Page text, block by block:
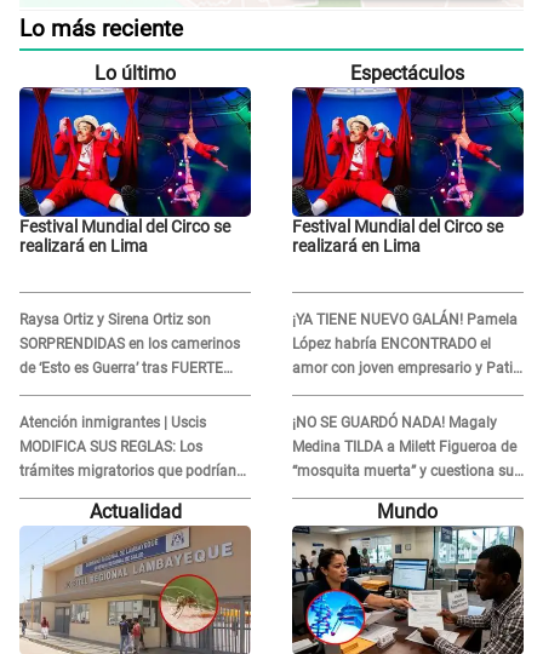
Lo más reciente
Lo último
Festival Mundial del Circo se
realizará en Lima
Raysa Ortiz y Sirena Ortiz son
SORPRENDIDAS en los camerinos
de ‘Esto es Guerra’ tras FUERTE
ENFRENTAMIENTO con Gabriel
Moisés: “Gracias”
Atención inmigrantes | Uscis
MODIFICA SUS REGLAS: Los
trámites migratorios que podrían
necesitar tu prueba de ADN
Espectáculos
Festival Mundial del Circo se
realizará en Lima
¡YA TIENE NUEVO GALÁN! Pamela
López habría ENCONTRADO el
amor con joven empresario y Pati
Lorena la ECHA en VIVO
¡NO SE GUARDÓ NADA! Magaly
Medina TILDA a Milett Figueroa de
“mosquita muerta” y cuestiona su
RECONCILIACIÓN con Marcelo
Tinelli en TV argentina
Actualidad Mundo